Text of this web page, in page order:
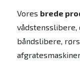
Vores brede
båndslibere,